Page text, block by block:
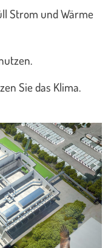
Strom und Wärme
Sie das Klima.